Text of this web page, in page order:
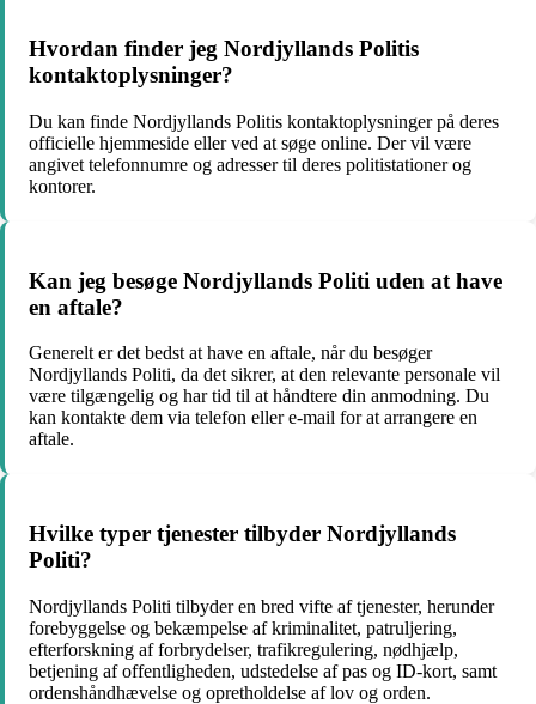
Hvordan finder jeg Nordjyllands Politis
kontaktoplysninger?
Du kan finde Nordjyllands Politis kontaktoplysninger på deres
officielle hjemmeside eller ved at søge online. Der vil være
angivet telefonnumre og adresser til deres politistationer og
kontorer.
Kan jeg besøge Nordjyllands Politi uden at have
en aftale?
Generelt er det bedst at have en aftale, når du besøger
Nordjyllands Politi, da det sikrer, at den relevante personale vil
være tilgængelig og har tid til at håndtere din anmodning. Du
kan kontakte dem via telefon eller e-mail for at arrangere en
aftale.
Hvilke typer tjenester tilbyder Nordjyllands
Politi?
Nordjyllands Politi tilbyder en bred vifte af tjenester, herunder
forebyggelse og bekæmpelse af kriminalitet, patruljering,
efterforskning af forbrydelser, trafikregulering, nødhjælp,
betjening af offentligheden, udstedelse af pas og ID-kort, samt
ordenshåndhævelse og opretholdelse af lov og orden.